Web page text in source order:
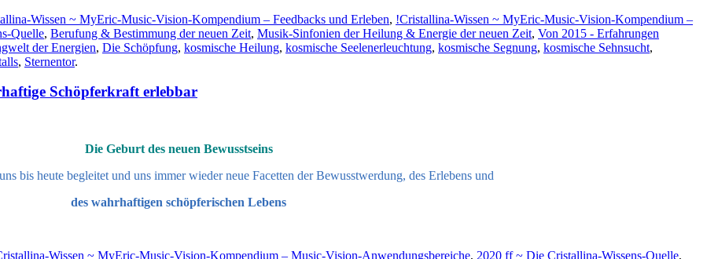
Wissen ~ MyEric-Music-Vision-Kompendium – Feedbacks und Erleben, !Cristallina-Wissen ~ MyEric-Music-Vision-Kompendium –
Quelle, Berufung & Bestimmung der neuen Zeit, Musik-Sinfonien der Heilung & Energie der neuen Zeit, Von 2015 - Erfahrungen
der Energien, Die Schöpfung, kosmische Heilung, kosmische Seelenerleuchtung, kosmische Segnung, kosmische Sehnsucht,
, Sternentor.
Schöpferkraft erlebbar
Die Geburt des neuen Bewusstseins
bis heute begleitet und uns immer wieder neue Facetten der Bewusstwerdung, des Erlebens und
des wahrhaftigen schöpferischen Lebens
Wissen ~ MyEric-Music-Vision-Kompendium – Music-Vision-Anwendungsbereiche, 2020 ff ~ Die Cristallina-Wissens-Quelle,